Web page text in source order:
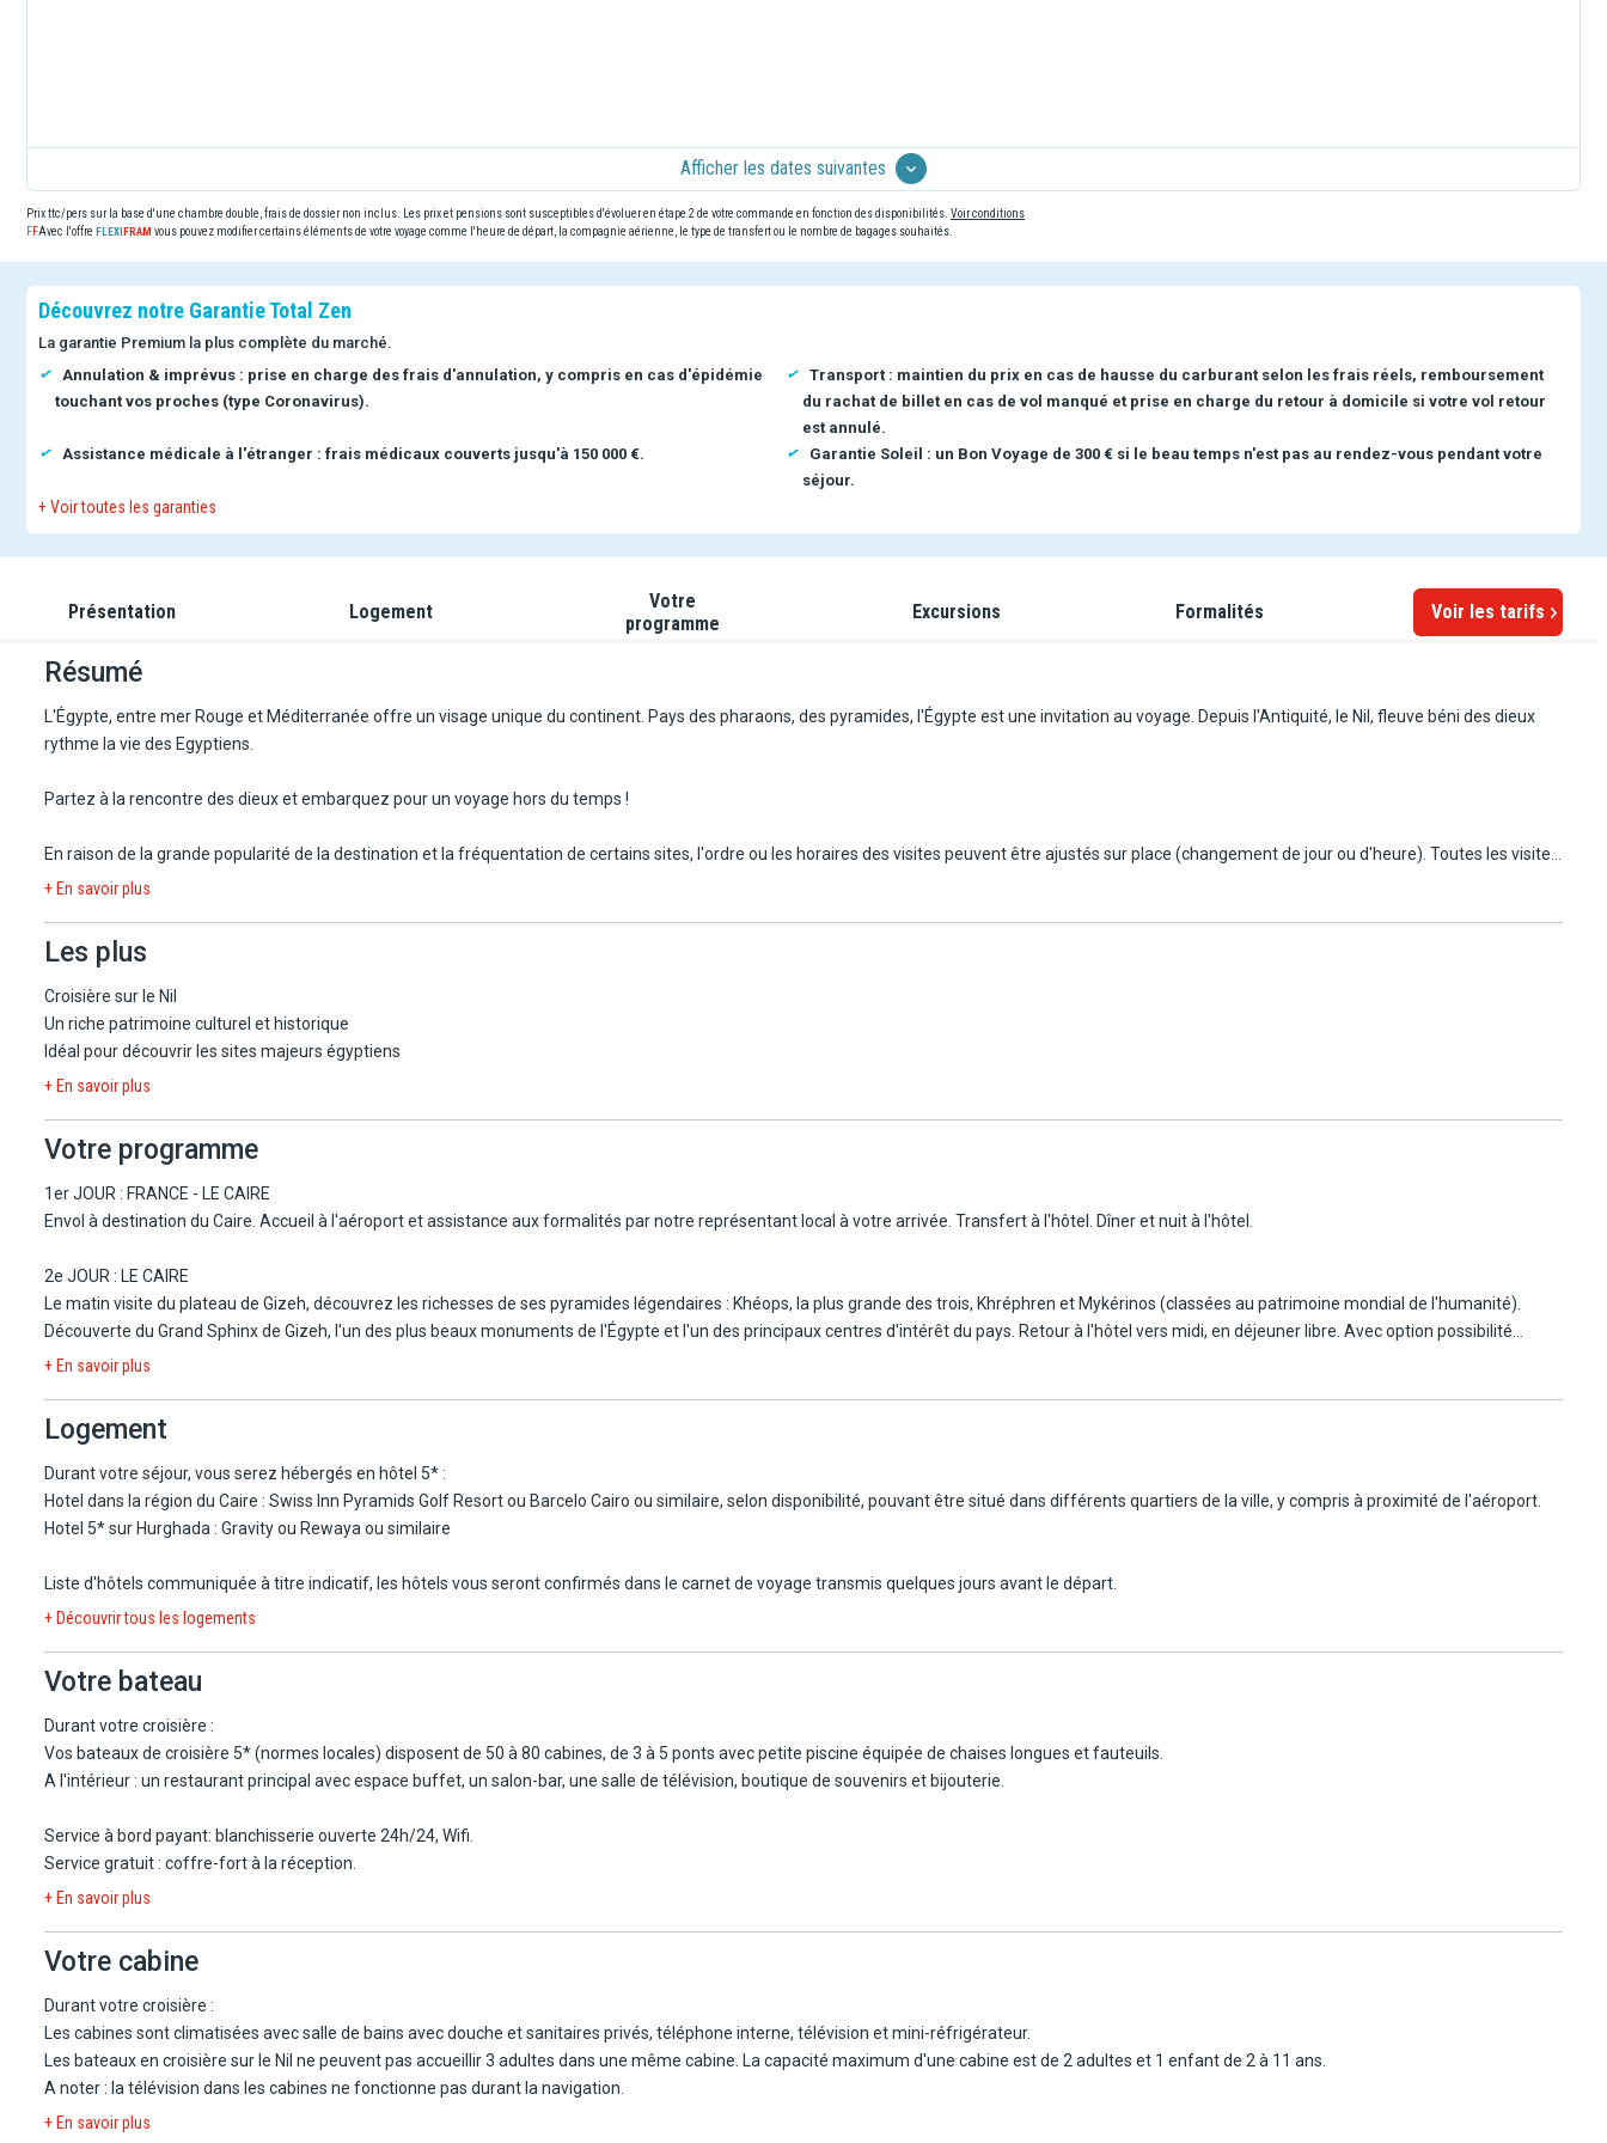
Afficher les dates suivantes
Prix ttc/pers sur la base d'une chambre double, frais de dossier non inclus. Les prix et pensions sont susceptibles d'évoluer en étape 2 de votre commande en fonction des disponibilités. Voir conditions
Avec l'offre
vous pouvez modifier certains éléments de votre voyage comme l'heure de départ, la compagnie aérienne, le type de transfert ou le nombre de bagages souhaités.
Découvrez notre Garantie Total Zen
La garantie Premium la plus complète du marché.
Annulation & imprévus : prise en charge des frais d'annulation, y compris en cas d'épidémie
touchant vos proches (type Coronavirus).
Transport : maintien du prix en cas de hausse du carburant selon les frais réels, remboursement
du rachat de billet en cas de vol manqué et prise en charge du retour à domicile si votre vol retour
est annulé.
Assistance médicale à l'étranger : frais médicaux couverts jusqu'à 150 000 €.
Garantie Soleil : un Bon Voyage de 300 € si le beau temps n'est pas au rendez-vous pendant votre
séjour.
+ Voir toutes les garanties
Présentation Logement
Votre
programme
Excursions Formalités Voir les tarifs
Résumé
L'Égypte, entre mer Rouge et Méditerranée offre un visage unique du continent. Pays des pharaons, des pyramides, l'Égypte est une invitation au voyage. Depuis l'Antiquité, le Nil, fleuve béni des dieux
rythme la vie des Egyptiens.
Partez à la rencontre des dieux et embarquez pour un voyage hors du temps !
En raison de la grande popularité de la destination et la fréquentation de certains sites, l'ordre ou les horaires des visites peuvent être ajustés sur place (changement de jour ou d'heure). Toutes les visites
prévues au programme sont toutefois assurées. Certaines navigations peuvent être considérablement rallongées, notamment lors du franchissement des écluses, et peuvent donc se dérouler de nuit
Voyager à bord d'un bateau peut entraîner quelques bruits ou odeurs selon l'emplacement de votre cabine. Les bateaux respectent les normes locales égyptiennes ; ils offrent un cadre simple pour
découvrir le Nil.
+ En savoir plus
Les plus
Croisière sur le Nil
Un riche patrimoine culturel et historique
Idéal pour découvrir les sites majeurs égyptiens
+ En savoir plus
Votre programme
1er JOUR : FRANCE - LE CAIRE
Envol à destination du Caire. Accueil à l'aéroport et assistance aux formalités par notre représentant local à votre arrivée. Transfert à l'hôtel. Dîner et nuit à l'hôtel.
2e JOUR : LE CAIRE
Le matin visite du plateau de Gizeh, découvrez les richesses de ses pyramides légendaires : Khéops, la plus grande des trois, Khréphren et Mykérinos (classées au patrimoine mondial de l'humanité).
Découverte du Grand Sphinx de Gizeh, l'un des plus beaux monuments de l'Égypte et l'un des principaux centres d'intérêt du pays. Retour à l'hôtel vers midi, en déjeuner libre. Avec option possibilité
d'excursion : Nécropole de Saqqarah (avec déjeuner inclus, 80€) ou le site de Dahchour (avec déjeuner, 80€)Dîner et nuit à l'hôtel.
Jusqu'au 31/10/26 :
Le matin, départ pour la visite du nouveau Grand musée Égyptien (GEM), situé près des pyramides de Gizeh, est l'un des plus grands musées archéologiques du monde. Il abrite une vaste collection
d'antiquités égyptiennes, dont des objets découverts lors de fouilles récentes ainsi que des trésors inestimables, comme ceux de la tombe de Toutankhamon. Le musée est conçu pour offrir une
expérience immersive, avec des expositions modernes et des technologies interactives qui permettent aux visiteurs de découvrir l'histoire de l'Égypte ancienne de manière captivante. Inauguré en 2024,
plein cœur du Caire islamique. Retour à l'hôtel vers 13h, en déjeuner libre. Avec option possibilité d'excursion : visite de la citadelle et du quartier copte (avec déjeuner inclus, 60€). Dîner et nuit à l'hôtel.
À partir du 1/11/26 :
d'antiquités égyptiennes, dont des objets découverts lors de fouilles récentes ainsi que des trésors inestimables, comme ceux de la tombe de Toutankhamon. Le musée est conçu pour offrir une
expérience immersive, avec des expositions modernes et des technologies interactives qui permettent aux visiteurs de découvrir l'histoire de l'Égypte ancienne de manière captivante. Inauguré en 2024,
le GEM est destiné à devenir un centre mondial majeur pour l'étude et la préservation du patrimoine égyptien. Continuation vers le quartier copte et la visite de la citadelle et de la mosquée Mohamed Ali.
Déjeuner inclus. Poursuite vers le souk Khân el Khalili, le grand souk du Caire, mondialement connu. En plein cœur du Caire islamique. Retour à l'hôtel vers 13h, en déjeuner libre. Dîner et nuit à l'hôtel.
4e JOUR : LE CAIRE - LOUXOR ( VOL ENVIRON 2H)
Vol pour Louxor. Transfert au port. Installation à bord de votre bateau 5*. Selon horaires de vol : déjeuner et/ ou dîner à bord. Nuit à quai.
5e JOUR : LOUXOR - ESNA - EDFOU
Visite du temple de Karnak. Déjeuner à bord. Après-midi libre en navigation. Réunion d'informations avec votre guide. Arrivée à Esna, pause thé. Selon le jour et l'heure d'arrivée, vous verrez le grand
marché flottant autour des bateaux en attente du passage de l'écluse. Dîner et nuit à bord, navigation jusqu'à Edfou.
6e JOUR : EDFOU - KOM OMBO
Visite du temple d'Horus situé à Edfou, sur la rive gauche du Nil. Retour au bateau pour le déjeuner. Après-midi libre en navigation pour Kom Ombo, puis visite du temple. Dîner et nuit à bord, navigation
jusqu'à Assouan.
7e JOUR : ASSOUAN
+ En savoir plus
Logement
Durant votre séjour, vous serez hébergés en hôtel 5* :
Hotel dans la région du Caire : Swiss Inn Pyramids Golf Resort ou Barcelo Cairo ou similaire, selon disponibilité, pouvant être situé dans différents quartiers de la ville, y compris à proximité de l'aéroport.
Hotel 5* sur Hurghada : Gravity ou Rewaya ou similaire
Liste d'hôtels communiquée à titre indicatif, les hôtels vous seront confirmés dans le carnet de voyage transmis quelques jours avant le départ.
+ Découvrir tous les logements
Votre bateau
Durant votre croisière :
Vos bateaux de croisière 5* (normes locales) disposent de 50 à 80 cabines, de 3 à 5 ponts avec petite piscine équipée de chaises longues et fauteuils.
A l'intérieur : un restaurant principal avec espace buffet, un salon-bar, une salle de télévision, boutique de souvenirs et bijouterie.
Service à bord payant: blanchisserie ouverte 24h/24, Wifi.
Service gratuit : coffre-fort à la réception.
+ En savoir plus
Votre cabine
Durant votre croisière :
Les cabines sont climatisées avec salle de bains avec douche et sanitaires privés, téléphone interne, télévision et mini-réfrigérateur.
Les bateaux en croisière sur le Nil ne peuvent pas accueillir 3 adultes dans une même cabine. La capacité maximum d'une cabine est de 2 adultes et 1 enfant de 2 à 11 ans.
A noter : la télévision dans les cabines ne fonctionne pas durant la navigation.
+ En savoir plus